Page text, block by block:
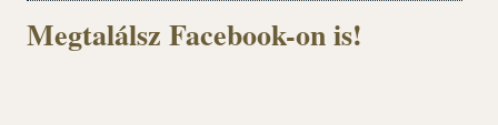
Megtalálsz Facebook-on is!